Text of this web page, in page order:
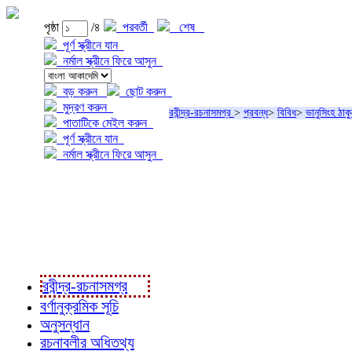
পৃষ্ঠা /৪ পরবর্তী
শেষ
পূর্ণ স্ক্রীনে যান
নর্মাল স্ক্রীনে ফিরে আসুন
বড় করুন
ছোট করুন
মুদ্রণ করুন
পাতাটিকে মেইল করুন
পূর্ণ স্ক্রীনে যান
নর্মাল স্ক্রীনে ফিরে আসুন
রবীন্দ্র-রচনাসমগ্র > প্রবন্ধ> বিবিধ> ভানুসিংহ
রবীন্দ্র-রচনাসমগ্র
বর্ণানুক্রমিক সূচি
অনুসন্ধান
রচনাবলীর অধিতথ্য